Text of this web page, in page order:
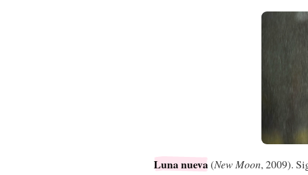
Luna nueva(New Moon, 2009).